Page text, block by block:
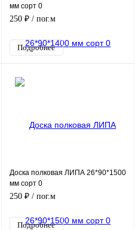
мм сорт 0
250 ₽ / пог.м
Подробнее
Доска полковая ЛИПА 26*90*1500
мм сорт 0
250 ₽ / пог.м
Подробнее